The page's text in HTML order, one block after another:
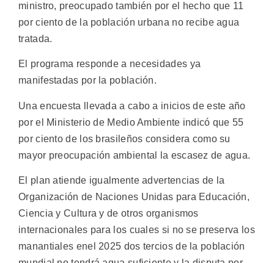
ministro, preocupado también por el hecho que 11
por ciento de la población urbana no recibe agua
tratada.
El programa responde a necesidades ya
manifestadas por la población.
Una encuesta llevada a cabo a inicios de este año
por el Ministerio de Medio Ambiente indicó que 55
por ciento de los brasileños considera como su
mayor preocupación ambiental la escasez de agua.
El plan atiende igualmente advertencias de la
Organización de Naciones Unidas para Educación,
Ciencia y Cultura y de otros organismos
internacionales para los cuales si no se preserva los
manantiales enel 2025 dos tercios de la población